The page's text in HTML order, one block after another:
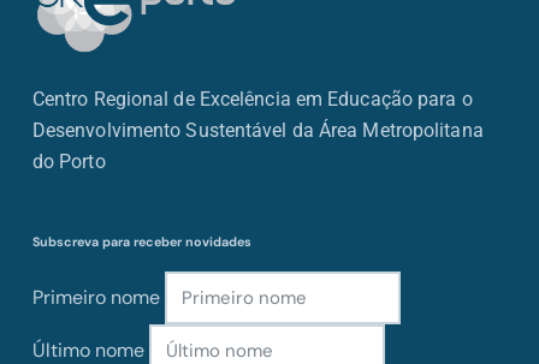
Centro Regional de Excelência em Educação para o
Desenvolvimento Sustentável da Área Metropolitana
do Porto
Subscreva para receber novidades
Primeiro nome
Último nome